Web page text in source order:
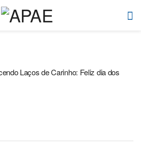
Laços de Carinho: Feliz dia dos